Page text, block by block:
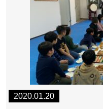
2020.01.20